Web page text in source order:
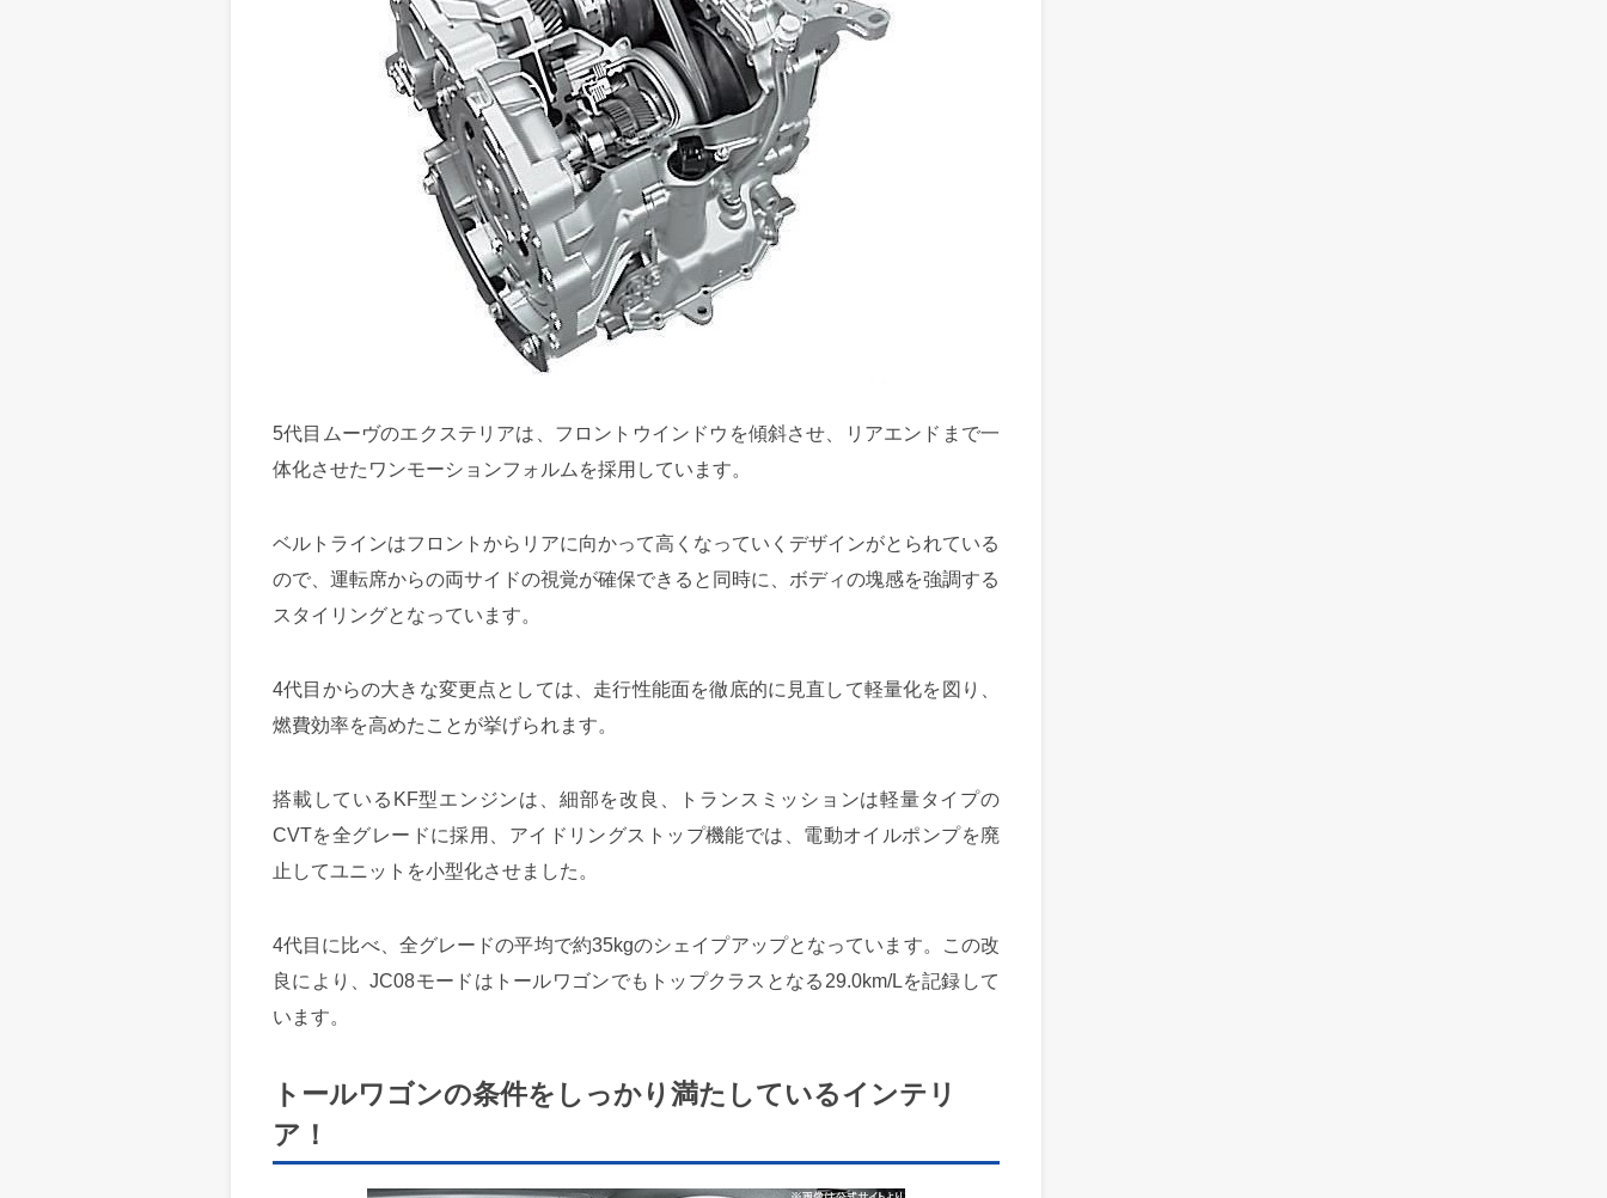
5代目ムーヴのエクステリアは、フロントウインドウを傾斜させ、リアエンドまで一
体化させたワンモーションフォルムを採用しています。
ベルトラインはフロントからリアに向かって高くなっていくデザインがとられている
ので、運転席からの両サイドの視覚が確保できると同時に、ボディの塊感を強調する
スタイリングとなっています。
4代目からの大きな変更点としては、走行性能面を徹底的に見直して軽量化を図り、
燃費効率を高めたことが挙げられます。
搭載しているKF型エンジンは、細部を改良、トランスミッションは軽量タイプの
CVTを全グレードに採用、アイドリングストップ機能では、電動オイルポンプを廃
止してユニットを小型化させました。
4代目に比べ、全グレードの平均で約35kgのシェイプアップとなっています。この改
良により、JC08モードはトールワゴンでもトップクラスとなる29.0km/Lを記録して
います。
トールワゴンの条件をしっかり満たしているインテリ
ア！